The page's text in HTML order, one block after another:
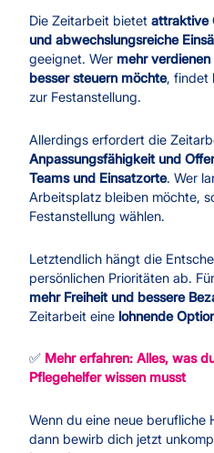
Die Zeitarbeit bietetattraktive
und abwechslungsreiche
geeignet. Wer mehr
besser steuern möchte, findet
zur Festanstellung.
Allerdings erfordert die
Anpassungsfähigkeit und
Teams und Einsatzorte. Wer
Arbeitsplatz bleiben möchte,
Festanstellung wählen.
Letztendlich hängt die
persönlichen Prioritäten ab.
mehr Freiheit und bessere
Zeitarbeit eine lohnende
✅ Mehr erfahren: Alles, was
Pflegehelfer wissen musst
Wenn du eine neue berufliche
dann bewirb dich jetzt